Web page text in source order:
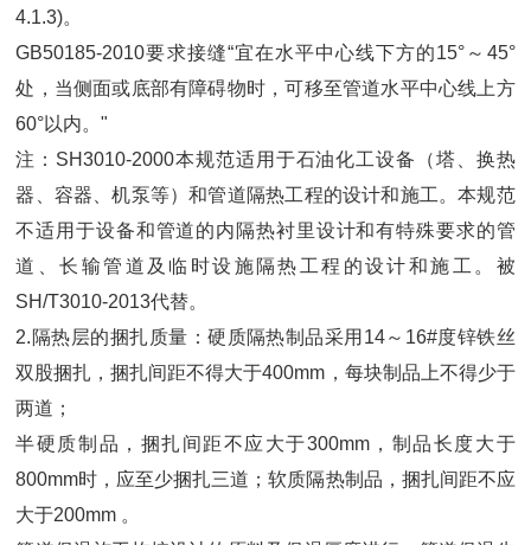
4.1.3)。
GB50185-2010要求接缝“宜在水平中心线下方的15°～45°
处，当侧面或底部有障碍物时，可移至管道水平中心线上方
60°以内。"
注：SH3010-2000本规范适用于石油化工设备（塔、换热
器、容器、机泵等）和管道隔热工程的设计和施工。本规范
不适用于设备和管道的内隔热衬里设计和有特殊要求的管
道、长输管道及临时设施隔热工程的设计和施工。被
SH/T3010-2013代替。
2.隔热层的捆扎质量：硬质隔热制品采用14～16#度锌铁丝
双股捆扎，捆扎间距不得大于400mm，每块制品上不得少于
两道；
半硬质制品，捆扎间距不应大于300mm，制品长度大于
800mm时，应至少捆扎三道；软质隔热制品，捆扎间距不应
大于200mm 。